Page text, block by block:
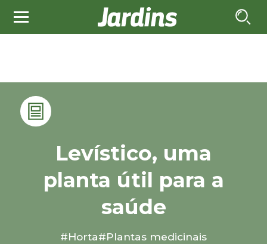
Levístico, uma
planta útil para a
saúde
#Horta#Plantas medicinais